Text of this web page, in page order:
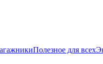
Полезное для всех